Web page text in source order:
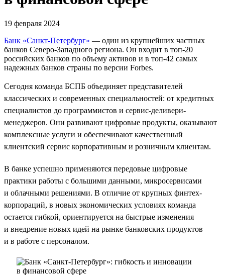
19 февраля 2024
Банк «Санкт-Петербург» — один из крупнейших частных
банков Северо-Западного региона. Он входит в топ-20
российских банков по объему активов и в топ-42 самых
надежных банков страны по версии Forbes.
Сегодня команда БСПБ объединяет представителей
классических и современных специальностей: от кредитных
специалистов до программистов и сервис-деливери-
менеджеров. Они развивают цифровые продукты, оказывают
комплексные услуги и обеспечивают качественный
клиентский сервис корпоративным и розничным клиентам.
В банке успешно применяются передовые цифровые
практики работы с большими данными, микросервисами
и облачными решениями. В отличие от крупных финтех-
корпораций, в новых экономических условиях команда
остается гибкой, ориентируется на быстрые изменения
и внедрение новых идей на рынке банковских продуктов
и в работе с персоналом.